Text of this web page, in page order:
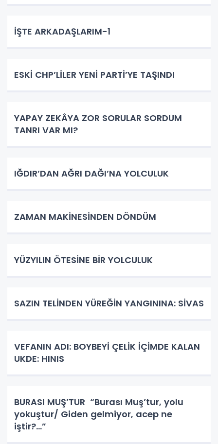
İŞTE ARKADAŞLARIM-1
ESKİ CHP’LİLER YENİ PARTİ’YE TAŞINDI
YAPAY ZEKÂYA ZOR SORULAR SORDUM
TANRI VAR MI?
IĞDIR’DAN AĞRI DAĞI’NA YOLCULUK
ZAMAN MAKİNESİNDEN DÖNDÜM
YÜZYILIN ÖTESİNE BİR YOLCULUK
SAZIN TELİNDEN YÜREĞİN YANGININA: SİVAS
VEFANIN ADI: BOYBEYİ ÇELİK İÇİMDE KALAN
UKDE: HINIS
BURASI MUŞ’TUR “Burası Muş’tur, yolu
yokuştur/ Giden gelmiyor, acep ne
iştir?...”